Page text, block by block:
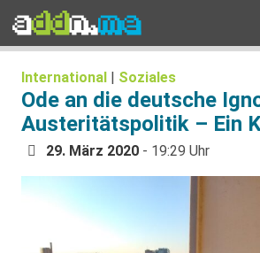
International | Soziales
Ode an die deutsche
Austeritätspolitik – Ein
29. März 2020 - 19:29 Uhr